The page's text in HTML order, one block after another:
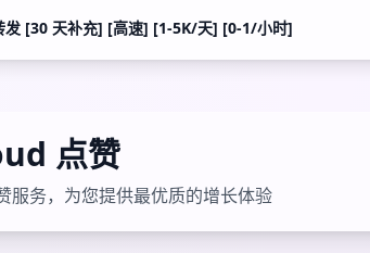
[30 天补充] [高速] [1-5K/天] [0-1/小时]
点赞
服务，为您提供最优质的增长体验